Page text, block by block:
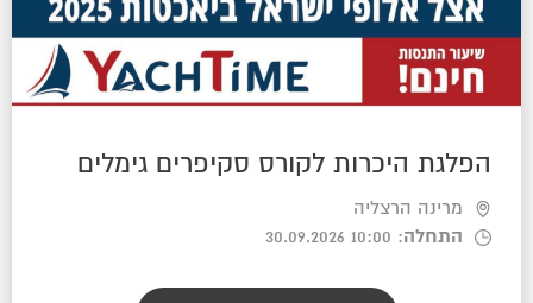
הפלגת היכרות לקורס סקיפרים גימלים
מרינה הרצליה
התחלה: 10:00 30.09.2026